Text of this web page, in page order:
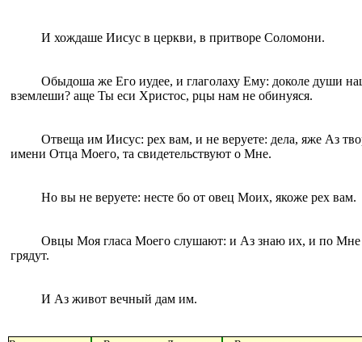
И хождаше Иисус в церкви, в притворе Соломони.
Обыдоша же Его иудее, и глаголаху Ему: доколе души
вземлеши? аще Ты еси Христос, рцы нам не обинуяся.
Отвеща им Иисус: рех вам, и не веруете: дела, яже Аз
имени Отца Моего, та свидетельствуют о Мне.
Но вы не веруете: несте бо от овец Моих, якоже рех вам.
Овцы Моя гласа Моего слушают: и Аз знаю их, и по Мне
грядут.
И Аз живот вечный дам им.